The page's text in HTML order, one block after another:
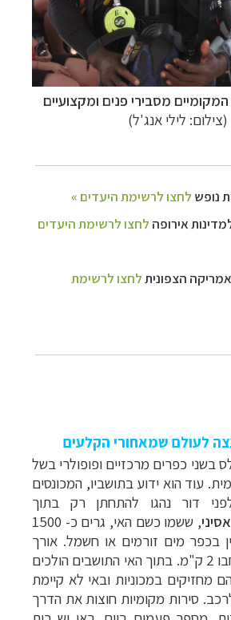
מסבירי פנים ומקצועיים
(צילום: לילי אנג'ל)
לעולם שמאחורי הקלעים
בשני כפרים מרכזיים ופופולרי בשל
עוד הוא ידוע בתושביו, המכונסים
דור נהגו להתחתן רק בתוך
, ששמו כשם האי, גרים כ- 1500
בכפר מים זורמים או חשמל. אורך
האי כ- 7 ק"מ ורוחבו 2 ק"מ. בתוך האי התושבים הולכים
מחזיקים במכוניות ובאי לא קיימת
סירות מקומיות חוצות את הדרך